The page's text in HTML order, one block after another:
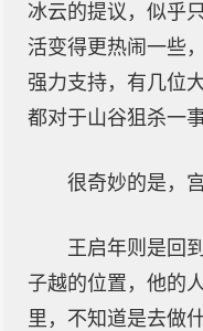
冰云的提议，似乎
活变得更热闹一些
强力支持，有几位
都对于山谷狙杀一
很奇妙的是，
王启年则是回
子越的位置，他的
里，不知道是去做什